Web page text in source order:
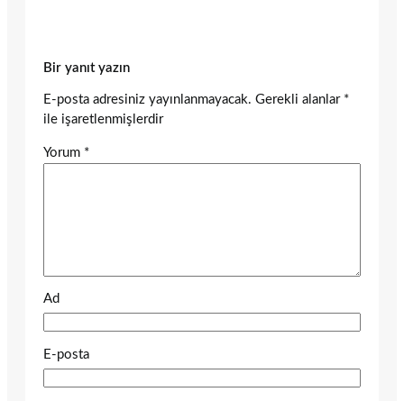
Bir yanıt yazın
E-posta adresiniz yayınlanmayacak. Gerekli alanlar *
ile işaretlenmişlerdir
Yorum *
Ad
E-posta